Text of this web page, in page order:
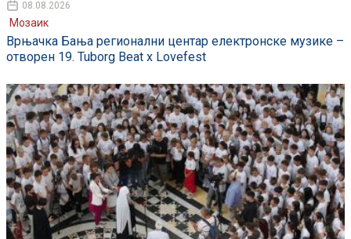
08.08.2026
Мозаик
Врњачка Бања регионални центар електронске музике –
отворен 19. Tuborg Beat x Lovefest